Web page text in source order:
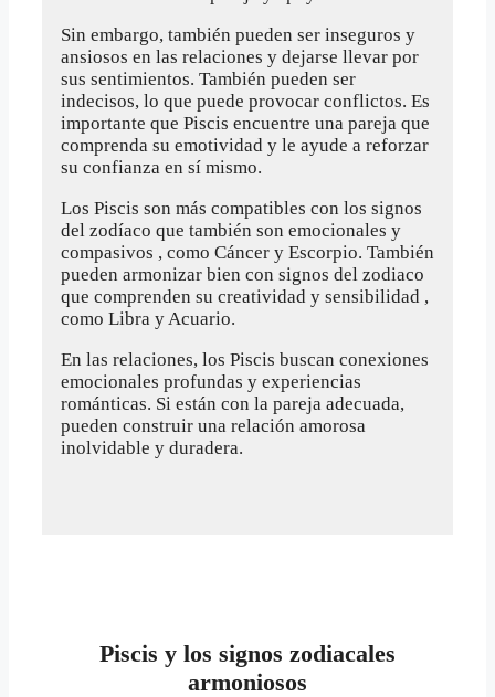
Sin embargo, también pueden ser inseguros y
ansiosos en las relaciones y dejarse llevar por
sus sentimientos. También pueden ser
indecisos, lo que puede provocar conflictos. Es
importante que Piscis encuentre una pareja que
comprenda su emotividad y le ayude a reforzar
su confianza en sí mismo.
Los Piscis son más compatibles con los signos
del zodíaco que también son emocionales y
compasivos , como Cáncer y Escorpio. También
pueden armonizar bien con signos del zodiaco
que comprenden su creatividad y sensibilidad ,
como Libra y Acuario.
En las relaciones, los Piscis buscan conexiones
emocionales profundas y experiencias
románticas. Si están con la pareja adecuada,
pueden construir una relación amorosa
inolvidable y duradera.
Piscis y los signos zodiacales
armoniosos